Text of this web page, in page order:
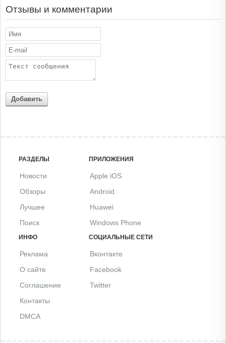
Отзывы и комментарии
Добавить
РАЗДЕЛЫ
Новости
Обзоры
Лучшее
Поиск
ПРИЛОЖЕНИЯ
Apple iOS
Android
Huawei
Windows Phone
ИНФО
Реклама
О сайте
Соглашение
Контакты
DMCA
СОЦИАЛЬНЫЕ СЕТИ
Вконтакте
Facebook
Twitter